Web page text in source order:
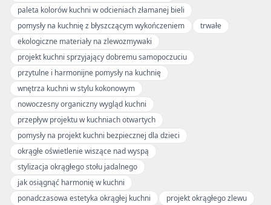
paleta kolorów kuchni w odcieniach złamanej bieli
pomysły na kuchnię z błyszczącym wykończeniem
trwałe
ekologiczne materiały na zlewozmywaki
projekt kuchni sprzyjający dobremu samopoczuciu
przytulne i harmonijne pomysły na kuchnię
wnętrza kuchni w stylu kokonowym
nowoczesny organiczny wygląd kuchni
przepływ projektu w kuchniach otwartych
pomysły na projekt kuchni bezpiecznej dla dzieci
okrągłe oświetlenie wiszące nad wyspą
stylizacja okrągłego stołu jadalnego
jak osiągnąć harmonię w kuchni
ponadczasowa estetyka okrągłej kuchni
projekt okrągłego zlewu